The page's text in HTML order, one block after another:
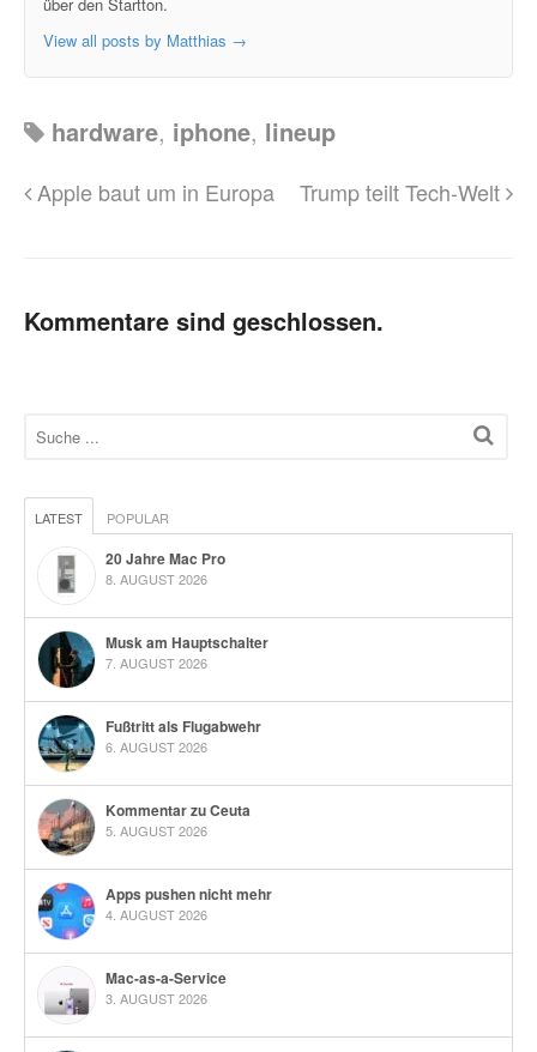
View all posts by Matthias →
hardware, iphone, lineup
Apple baut um in Europa Trump teilt Tech-Welt
Kommentare sind geschlossen.
LATEST POPULAR
20 Jahre Mac Pro
8. AUGUST 2026
Musk am Hauptschalter
7. AUGUST 2026
Fußtritt als Flugabwehr
6. AUGUST 2026
Kommentar zu Ceuta
5. AUGUST 2026
Apps pushen nicht mehr
4. AUGUST 2026
Mac-as-a-Service
3. AUGUST 2026